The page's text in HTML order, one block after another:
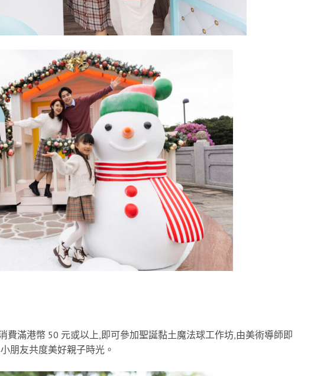
費滿港幣 50 元或以上,即可參加聖誕黏土魔法球工作坊,由美術導師即
朋友共度美好親子時光。